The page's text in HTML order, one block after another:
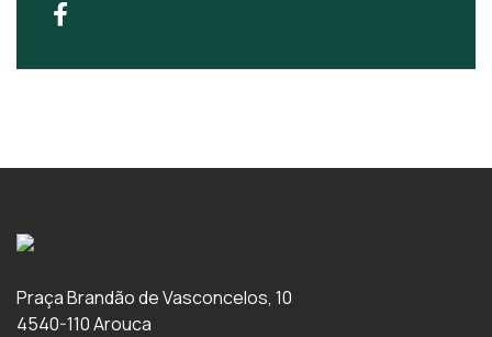
Praça Brandão de Vasconcelos, 10
4540-110 Arouca